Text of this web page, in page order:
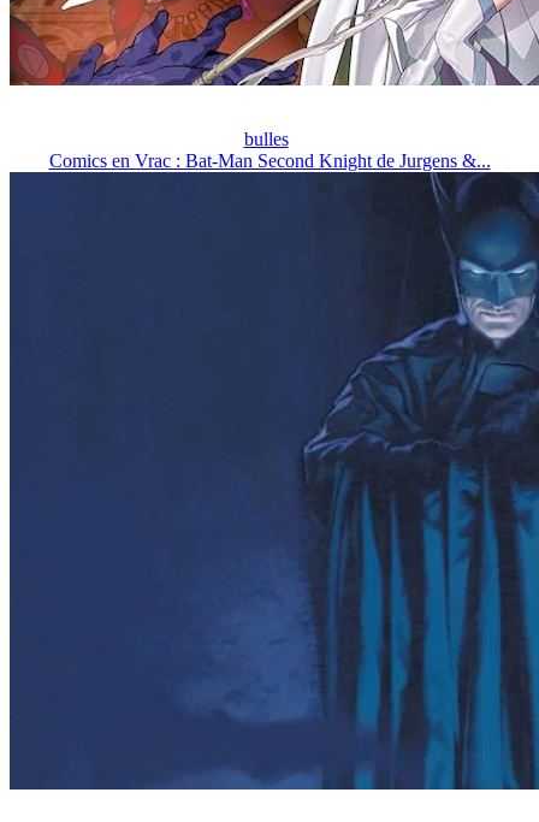
bulles
Comics en Vrac : Bat-Man Second Knight de Jurgens &...